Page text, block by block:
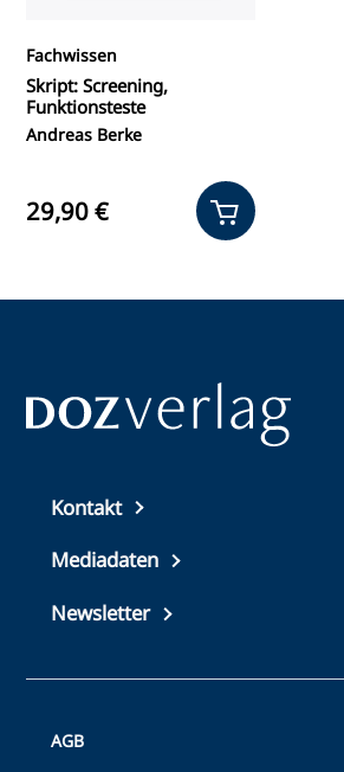
Fachwissen
Skript: Screening,
Funktionsteste
Andreas Berke
29,90 €
Top
footer
Kontakt
Mediadaten
Newsletter
Bottom
AGB